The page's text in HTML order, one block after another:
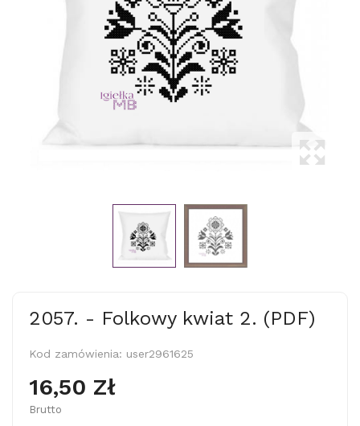
2057. - Folkowy kwiat 2. (PDF)
Kod zamówienia: user2961625
16,50 Zł
Brutto